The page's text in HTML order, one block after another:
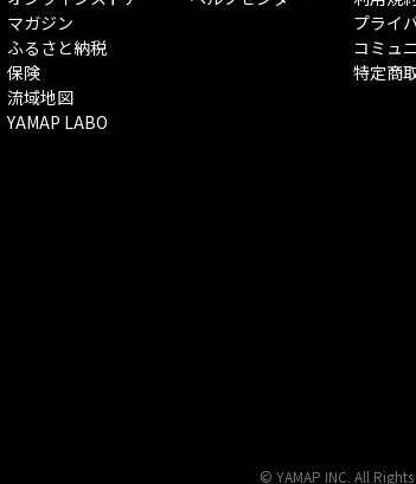
マガジン
ふるさと納税
保険
流域地図
YAMAP LABO
プライ
コミュ
特定商
© YAMAP INC. All Rights